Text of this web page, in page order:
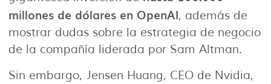
millones de dólares en OpenAI, además de
mostrar dudas sobre la estrategia de negocio
de la compañía liderada por Sam Altman.
Sin embargo, Jensen Huang, CEO de Nvidia,